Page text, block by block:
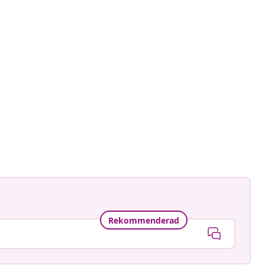
Rekommenderad